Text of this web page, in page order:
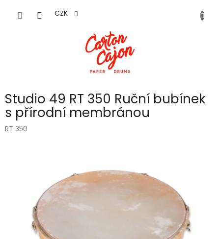
CZK
Studio 49 RT 350 Ruční bubínek
s přírodní membránou
RT 350